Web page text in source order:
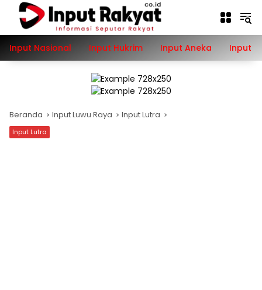
Langsung
konten
Input Nasional
Input Hukrim Input Aneka Input
Beranda Input Luwu Raya Input Lutra
Input Lutra